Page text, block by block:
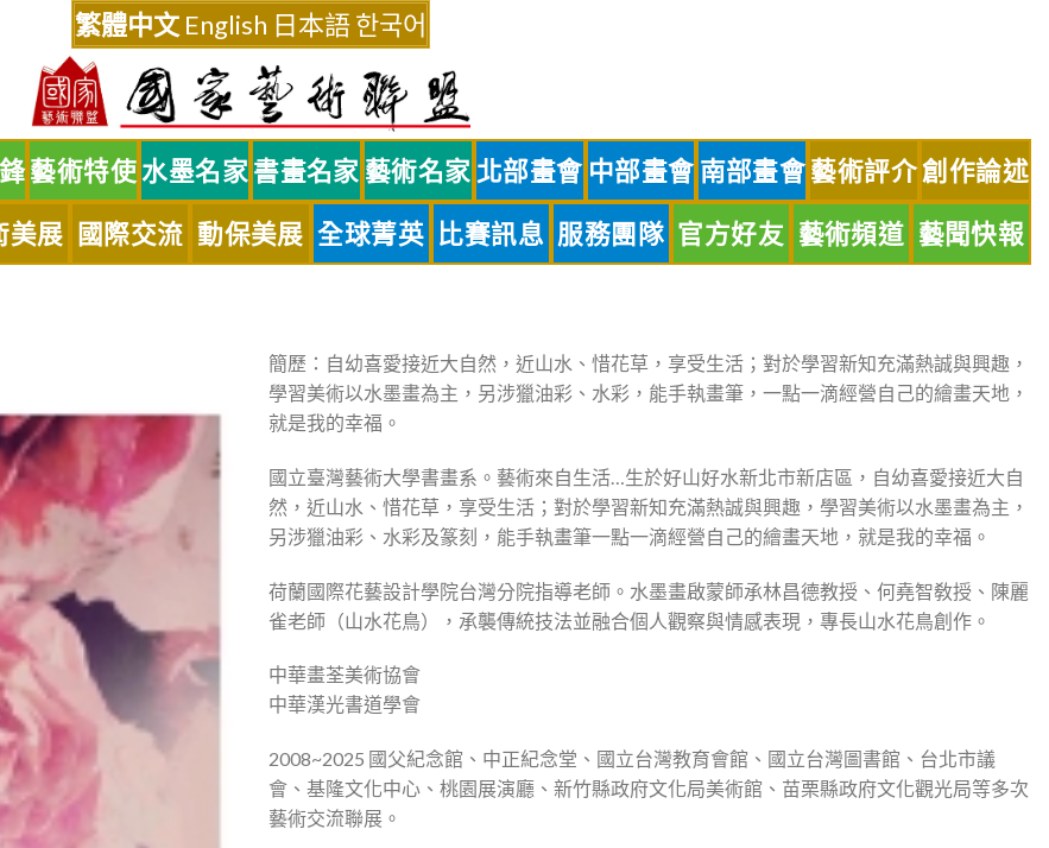
繁體中文 English 日本語한국어
藝術特使水墨名家 書畫名家 藝術名家 北部畫會 中部畫會 南部畫會藝術評介創作論述
美展 國際交流 動保美展 全球菁英 比賽訊息 服務團隊 官方好友 藝術頻道 藝聞快報
簡歷：自幼喜愛接近大自然，近山水、惜花草，享受生活；對於學習新知充滿熱誠與興趣，
學習美術以水墨畫為主，另涉獵油彩、水彩，能手執畫筆，一點一滴經營自己的繪畫天地，
就是我的幸福。
國立臺灣藝術大學書畫系。藝術來自生活…生於好山好水新北市新店區，自幼喜愛接近大自
然，近山水、惜花草，享受生活；對於學習新知充滿熱誠與興趣，學習美術以水墨畫為主，
另涉獵油彩、水彩及篆刻，能手執畫筆一點一滴經營自己的繪畫天地，就是我的幸福。
荷蘭國際花藝設計學院台灣分院指導老師。水墨畫啟蒙師承林昌德教授、何堯智敎授、陳麗
雀老師（山水花鳥），承襲傳統技法並融合個人觀察與情感表現，專長山水花鳥創作。
中華畫荃美術協會
中華漢光書道學會
2008~2025 國父紀念館、中正紀念堂、國立台灣教育會館、國立台灣圖書館、台北市議
會、基隆文化中心、桃園展演廳、新竹縣政府文化局美術館、苗栗縣政府文化觀光局等多次
藝術交流聯展。